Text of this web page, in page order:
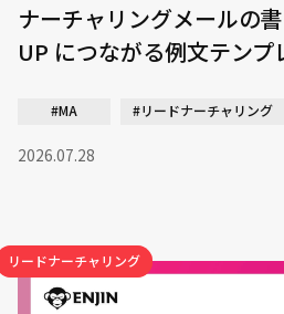
ナーチャリングメールの
UP につながる例文テンプ
#MA #リードナーチャリング
2026.07.28
リードナーチャリング